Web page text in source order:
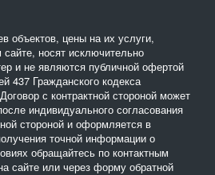
объектов, цены на их услуги,
носят исключительно
и не являются публичной офертой
437 Гражданского кодекса
с контрактной стороной может
индивидуального согласования
стороной и оформляется в
точной информации о
обращайтесь по контактным
сайте или через форму обратной